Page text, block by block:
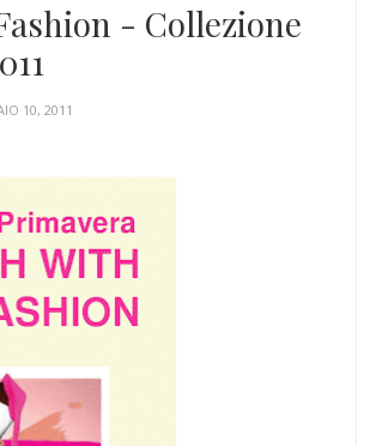
- Collezione
10, 2011